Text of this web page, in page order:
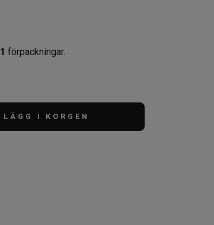
1 förpackningar.
LÄGG I KORGEN